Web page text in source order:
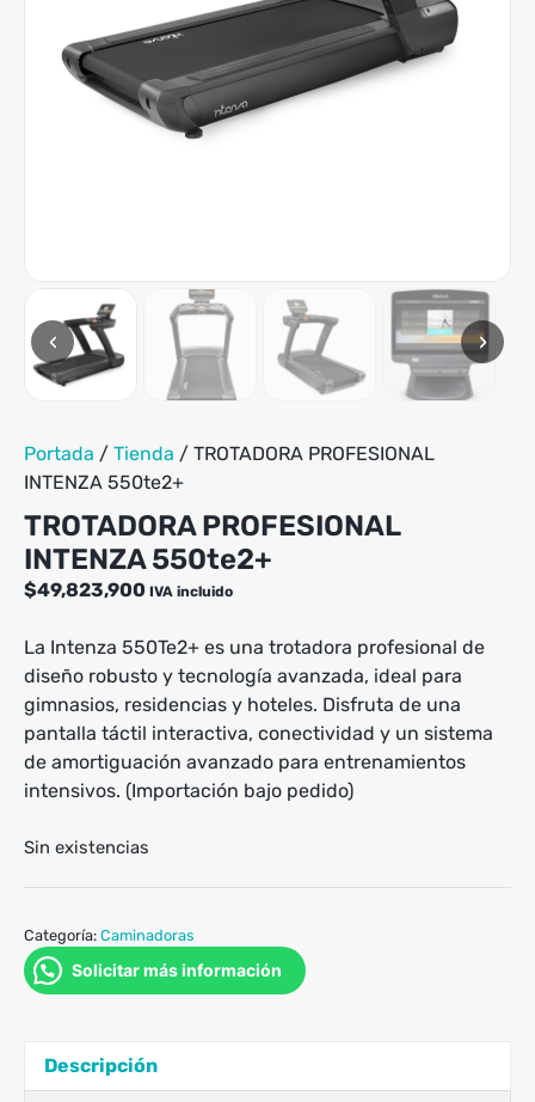
variantes.
opciones
‹ ›
Portada / Tienda / TROTADORA PROFESIONAL
INTENZA 550te2+
TROTADORA PROFESIONAL
INTENZA 550te2+
$49,823,900 IVA incluido
La Intenza 550Te2+ es una trotadora profesional de
diseño robusto y tecnología avanzada, ideal para
gimnasios, residencias y hoteles. Disfruta de una
pantalla táctil interactiva, conectividad y un sistema
de amortiguación avanzado para entrenamientos
intensivos. (Importación bajo pedido)
Sin existencias
Categoría: Caminadoras
Solicitar más información
Descripción